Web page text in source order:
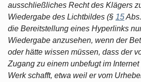
ausschließliches Recht des Klägers
Wiedergabe des Lichtbildes (§ 15
die Bereitstellung eines Hyperlinks
Wiedergabe anzusehen, wenn der
oder hätte wissen müssen, dass der
Zugang zu einem unbefugt im
Werk schafft, etwa weil er vom